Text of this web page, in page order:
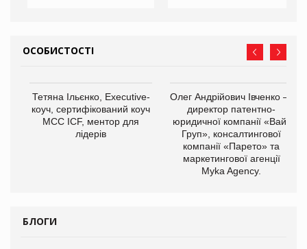
ОСОБИСТОСТІ
Тетяна Ільєнко, Executive-
коуч, сертифікований коуч
МСС ICF, ментор для
лідерів
Олег Андрійович Івченко —
директор патентно-
юридичної компанії «Вайз
Груп», консалтингової
компанії «Парето» та
маркетингової агенції
Myka Agency.
БЛОГИ